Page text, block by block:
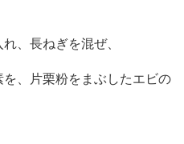
、長ねぎを混ぜ、
、片栗粉をまぶしたエビの